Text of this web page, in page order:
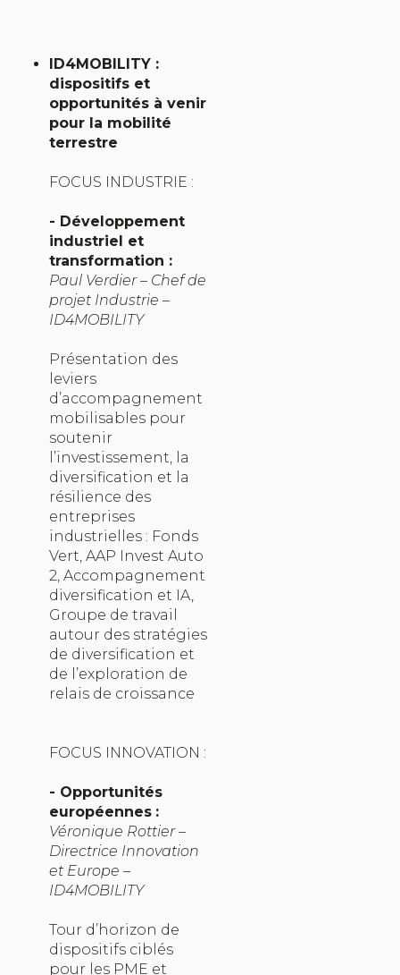
ID4MOBILITY :
dispositifs et
opportunités à venir
pour la mobilité
terrestre
FOCUS INDUSTRIE :
- Développement
industriel et
transformation :
Paul Verdier – Chef de
projet Industrie –
ID4MOBILITY
Présentation des
leviers
d’accompagnement
mobilisables pour
soutenir
l’investissement, la
diversification et la
résilience des
entreprises
industrielles : Fonds
Vert, AAP Invest Auto
2, Accompagnement
diversification et IA,
Groupe de travail
autour des stratégies
de diversification et
de l’exploration de
relais de croissance
FOCUS INNOVATION :
- Opportunités
européennes :
Véronique Rottier –
Directrice Innovation
et Europe –
ID4MOBILITY
Tour d’horizon de
dispositifs ciblés
pour les PME et